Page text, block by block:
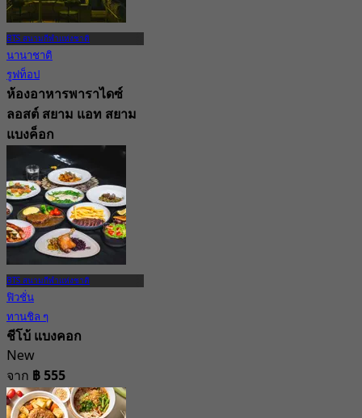
BTS สนามกีฬาแห่งชาติ
นานาชาติ
รูฟท็อป
ห้องอาหารพาราไดซ์
ลอสต์ สยาม แอท สยาม
แบงค็อก
5.0
291 การจอง
จาก฿ 495
BTS สนามกีฬาแห่งชาติ
ฟิวชั่น
ทานชิล ๆ
ชีโบ้ แบงคอก
New
จาก ฿ 555